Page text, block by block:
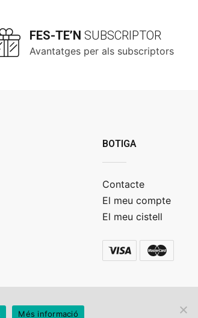
FES-TE’N SUBSCRIPTOR
Avantatges per als subscriptors
BOTIGA
Contacte
El meu compte
El meu cistell
Més informació